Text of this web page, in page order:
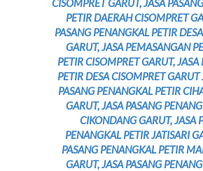
CISOMPRET GARUT, JASA
PETIR DAERAH CISOMPRET
PASANG PENANGKAL PETIR
GARUT, JASA PEMASANGAN
PETIR CISOMPRET GARUT,
PETIR DESA CISOMPRET GARUT
PASANG PENANGKAL PETIR
GARUT, JASA PASANG
CIKONDANG GARUT, JASA
PENANGKAL PETIR JATISARI
PASANG PENANGKAL PETIR
GARUT, JASA PASANG